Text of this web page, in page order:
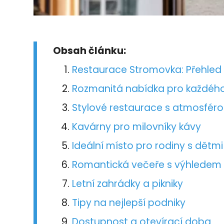
Obsah článku:
Restaurace Stromovka: Přehled
Rozmanitá nabídka pro
Stylové restaurace s
Kavárny pro milovníky kávy
Ideální místo pro rodiny s dětmi
Romantická večeře s výhledem
Letní zahrádky a pikniky
Tipy na nejlepší podniky